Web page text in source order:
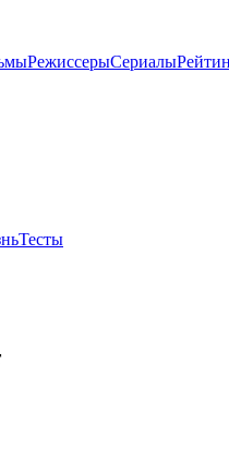
РежиссерыСериалы
Тесты